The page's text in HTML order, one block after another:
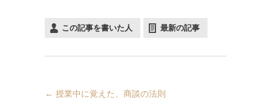
この記事を書いた人 最新の記事
← 授業中に覚えた、商談の法則